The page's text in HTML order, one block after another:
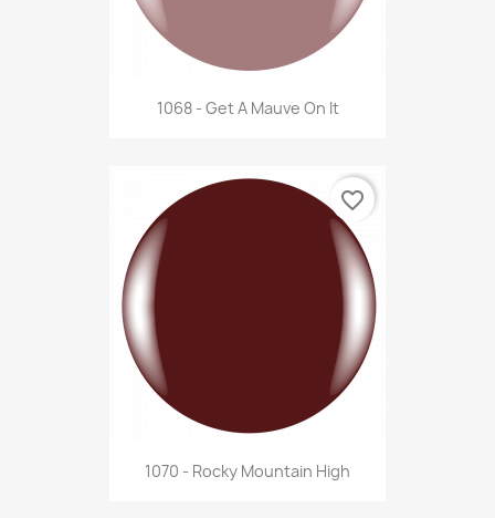
1068 - Get A Mauve On It
1070 - Rocky Mountain High
favorite_border